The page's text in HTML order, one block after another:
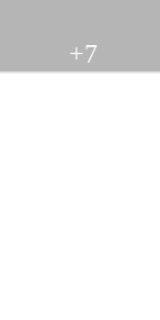
+7